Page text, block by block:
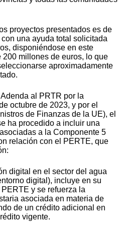
proyectos presentados es de
una ayuda total solicitada
disponiéndose en este
200 millones de euros, lo que
aproximadamente
al PRTR por la
octubre de 2023, y por el
de Finanzas de la UE), el
ha procedido a incluir una
a la Componente 5
relación con el PERTE, que
digital en el sector del agua
digital), incluye en su
y se refuerza la
asociada en materia de
de un crédito adicional en
vigente.